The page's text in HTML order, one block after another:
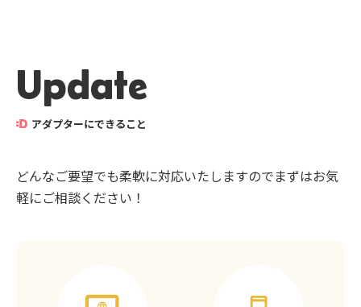
Update
アダプターにできること
どんなご要望でも柔軟に対応いたしますのでまずはお気
軽にご相談ください！